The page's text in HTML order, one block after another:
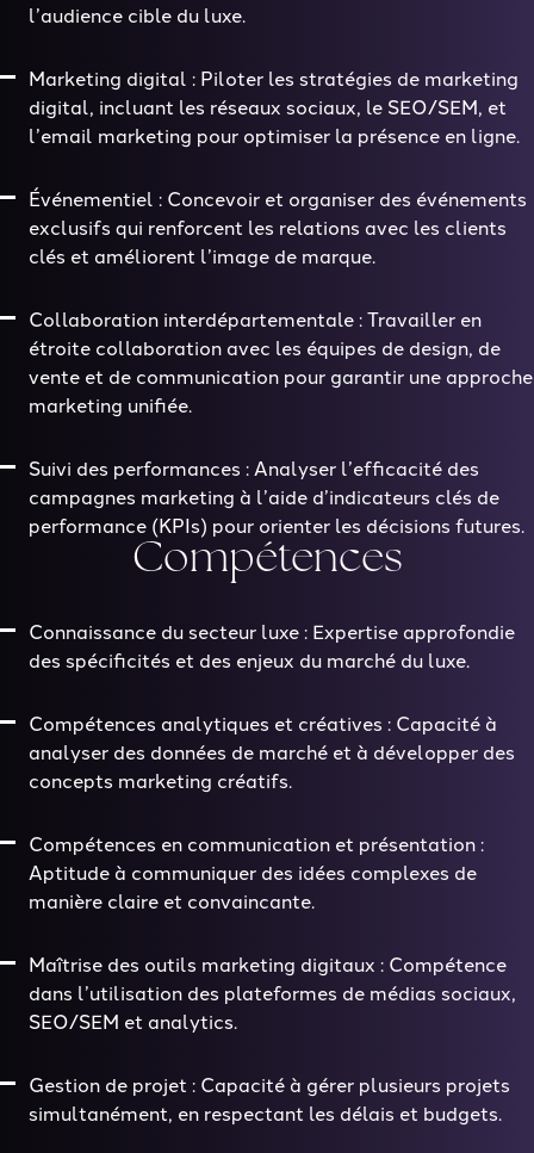
l’audience cible du luxe.
Marketing digital : Piloter les stratégies de marketing
digital, incluant les réseaux sociaux, le SEO/SEM, et
l’email marketing pour optimiser la présence en ligne.
Événementiel : Concevoir et organiser des événements
exclusifs qui renforcent les relations avec les clients
clés et améliorent l’image de marque.
Collaboration interdépartementale : Travailler en
étroite collaboration avec les équipes de design, de
vente et de communication pour garantir une approche
marketing unifiée.
Suivi des performances : Analyser l’efficacité des
campagnes marketing à l’aide d’indicateurs clés de
performance (KPIs) pour orienter les décisions futures.
Compétences
Connaissance du secteur luxe : Expertise approfondie
des spécificités et des enjeux du marché du luxe.
Compétences analytiques et créatives : Capacité à
analyser des données de marché et à développer des
concepts marketing créatifs.
Compétences en communication et présentation :
Aptitude à communiquer des idées complexes de
manière claire et convaincante.
Maîtrise des outils marketing digitaux : Compétence
dans l’utilisation des plateformes de médias sociaux,
SEO/SEM et analytics.
Gestion de projet : Capacité à gérer plusieurs projets
simultanément, en respectant les délais et budgets.